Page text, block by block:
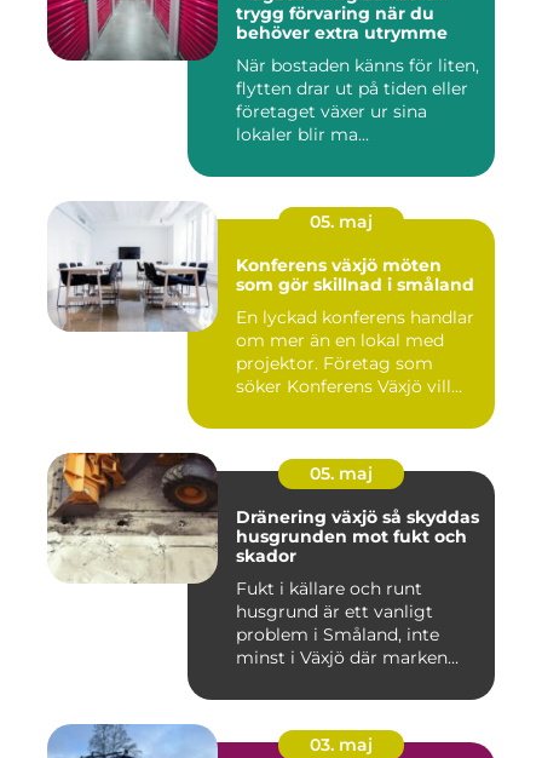
trygg förvaring när du
behöver extra utrymme
När bostaden känns för liten,
flytten drar ut på tiden eller
företaget växer ur sina
lokaler blir ma...
05. maj
Konferens växjö möten
som gör skillnad i småland
En lyckad konferens handlar
om mer än en lokal med
projektor. Företag som
söker Konferens Växjö vill...
05. maj
Dränering växjö så skyddas
husgrunden mot fukt och
skador
Fukt i källare och runt
husgrund är ett vanligt
problem i Småland, inte
minst i Växjö där marken
03. maj